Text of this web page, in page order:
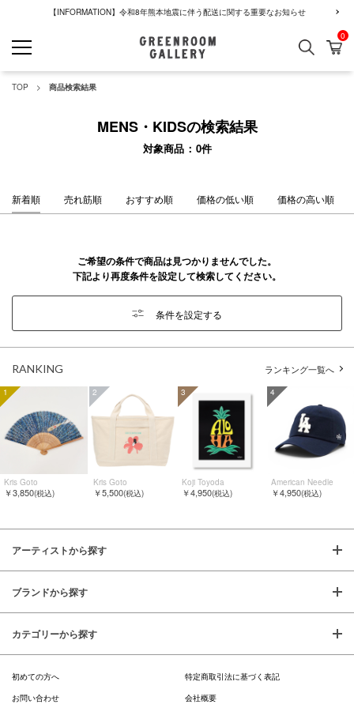
【INFORMATION】令和8年熊本地震に伴う配送に関する重要なお知らせ
検索 カ
0
TOP 商品検索結果
MENS・KIDSの検索結果
対象商品 0件
新着順 売れ筋順 おすすめ順 価格の低い順 価格の高い順
ご希望の条件で商品は見つかりませんでした。
下記より再度条件を設定して検索してください。
条件を設定する
RANKING ランキング一覧へ
1
Kris Goto
￥3,850(税込)
2
Kris Goto
￥5,500(税込)
3
Koji Toyoda
￥4,950(税込)
4
American Needle
￥4,950(税込)
アーティストから探す
ブランドから探す
カテゴリーから探す
初めての方へ
特定商取引法に基づく表記
お問い合わせ
会社概要